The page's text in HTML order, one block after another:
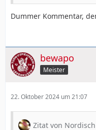
Dummer Kommentar,
bewapo
Meister
22. Oktober 2024 um 21:07
Zitat von Nordisch